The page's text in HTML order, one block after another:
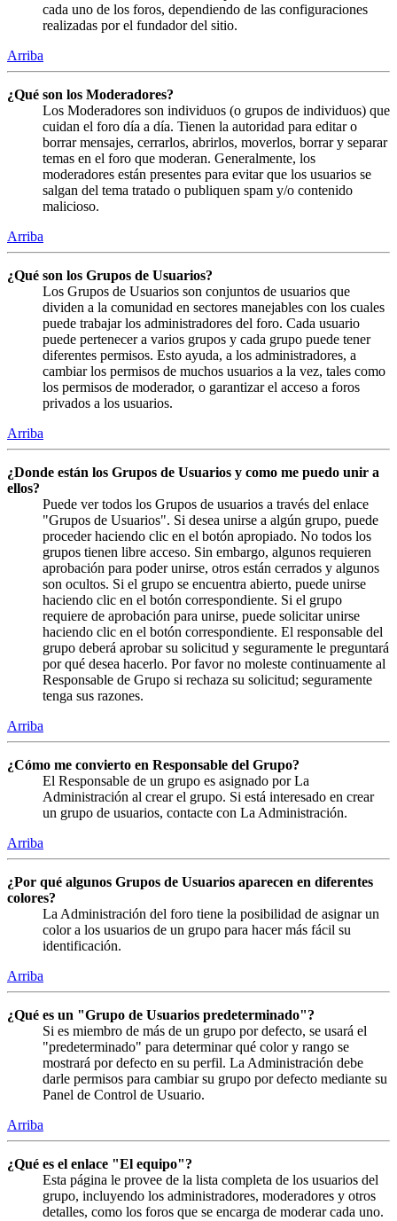
cada uno de los foros, dependiendo de las configuraciones
realizadas por el fundador del sitio.
Arriba
¿Qué son los Moderadores?
Los Moderadores son individuos (o grupos de individuos) que
cuidan el foro día a día. Tienen la autoridad para editar o
borrar mensajes, cerrarlos, abrirlos, moverlos, borrar y separar
temas en el foro que moderan. Generalmente, los
moderadores están presentes para evitar que los usuarios se
salgan del tema tratado o publiquen spam y/o contenido
malicioso.
Arriba
¿Qué son los Grupos de Usuarios?
Los Grupos de Usuarios son conjuntos de usuarios que
dividen a la comunidad en sectores manejables con los cuales
puede trabajar los administradores del foro. Cada usuario
puede pertenecer a varios grupos y cada grupo puede tener
diferentes permisos. Esto ayuda, a los administradores, a
cambiar los permisos de muchos usuarios a la vez, tales como
los permisos de moderador, o garantizar el acceso a foros
privados a los usuarios.
Arriba
¿Donde están los Grupos de Usuarios y como me puedo unir a
ellos?
Puede ver todos los Grupos de usuarios a través del enlace
"Grupos de Usuarios". Si desea unirse a algún grupo, puede
proceder haciendo clic en el botón apropiado. No todos los
grupos tienen libre acceso. Sin embargo, algunos requieren
aprobación para poder unirse, otros están cerrados y algunos
son ocultos. Si el grupo se encuentra abierto, puede unirse
haciendo clic en el botón correspondiente. Si el grupo
requiere de aprobación para unirse, puede solicitar unirse
haciendo clic en el botón correspondiente. El responsable del
grupo deberá aprobar su solicitud y seguramente le preguntará
por qué desea hacerlo. Por favor no moleste continuamente al
Responsable de Grupo si rechaza su solicitud; seguramente
tenga sus razones.
Arriba
¿Cómo me convierto en Responsable del Grupo?
El Responsable de un grupo es asignado por La
Administración al crear el grupo. Si está interesado en crear
un grupo de usuarios, contacte con La Administración.
Arriba
¿Por qué algunos Grupos de Usuarios aparecen en diferentes
colores?
La Administración del foro tiene la posibilidad de asignar un
color a los usuarios de un grupo para hacer más fácil su
identificación.
Arriba
¿Qué es un "Grupo de Usuarios predeterminado"?
Si es miembro de más de un grupo por defecto, se usará el
"predeterminado" para determinar qué color y rango se
mostrará por defecto en su perfil. La Administración debe
darle permisos para cambiar su grupo por defecto mediante su
Panel de Control de Usuario.
Arriba
¿Qué es el enlace "El equipo"?
Esta página le provee de la lista completa de los usuarios del
grupo, incluyendo los administradores, moderadores y otros
detalles, como los foros que se encarga de moderar cada uno.